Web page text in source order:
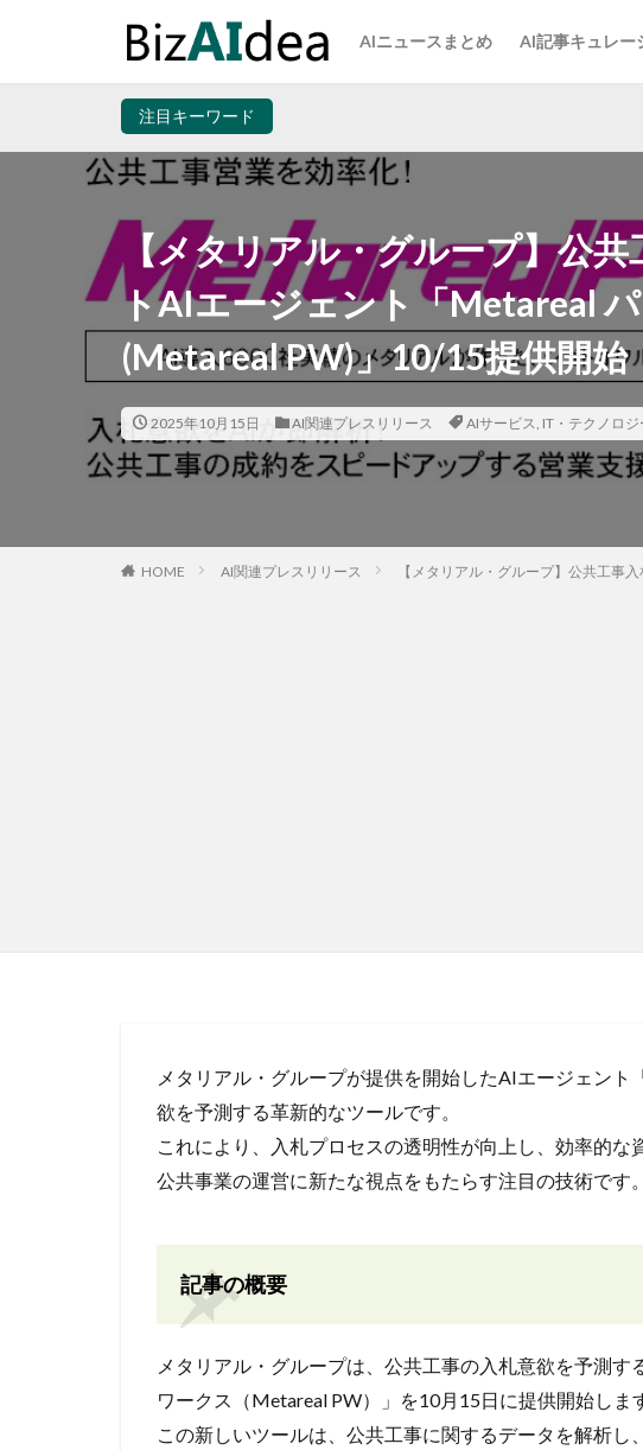
AIニュースまとめ AI記事キュレー
注目キーワード
【メタリアル・グループ】公
トAIエージェント「Metareal
(Metareal PW)」10/15提供開始
2025年10月15日 AI関連プレスリリース AIサービス, IT・テクノロジ
HOME AI関連プレスリリース 【メタリアル・グループ】公共工事
メタリアル・グループが提供を開始したAIエージェン
欲を予測する革新的なツールです。
これにより、入札プロセスの透明性が向上し、効率的な
公共事業の運営に新たな視点をもたらす注目の技術です。
記事の概要
メタリアル・グループは、公共工事の入札意欲を予測
ワークス（Metareal PW）」を10月15日に提供開始しま
この新しいツールは、公共工事に関するデータを解析